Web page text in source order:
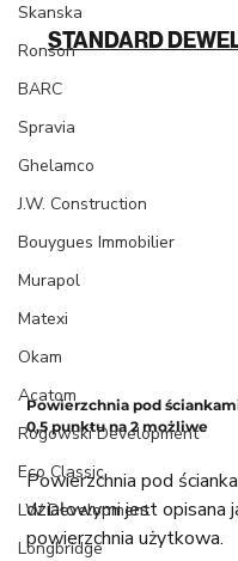
Skanska
Ronson
BARC
Spravia
Ghelamco
J.W. Construction
Bouygues Immobilier
Murapol
Matexi
Okam
Acatom
Rogowski Development
Eco Classic
LW Development
Longbridge
STANDARD
Powierzchnia pod
0,5 punktu na 2 możliwe
Powierzchnia pod
działowymi jest opisana
powierzchnia użytkowa.